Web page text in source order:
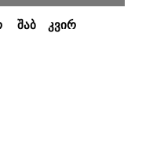
შაბ კვირ